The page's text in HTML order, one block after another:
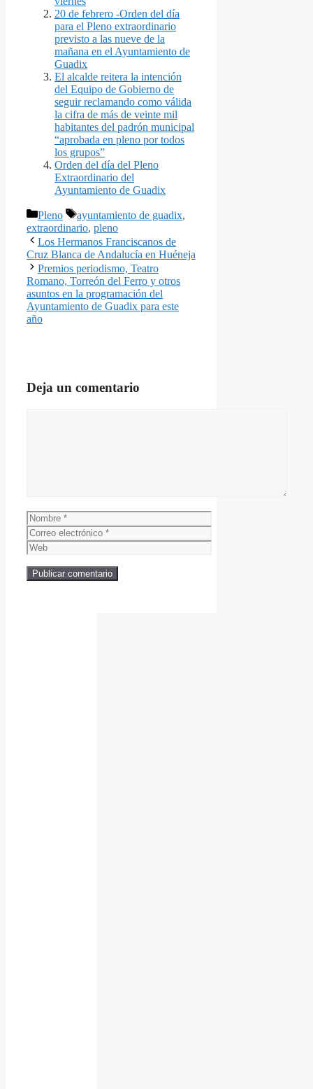
20 de febrero -Orden del día
para el Pleno extraordinario
previsto a las nueve de la
mañana en el Ayuntamiento de
Guadix
El alcalde reitera la intención
del Equipo de Gobierno de
seguir reclamando como válida
la cifra de más de veinte mil
habitantes del padrón municipal
“aprobada en pleno por todos
los grupos”
Orden del día del Pleno
Extraordinario del
Ayuntamiento de Guadix
Categorías
Pleno Etiquetas
ayuntamiento de guadix,
extraordinario, pleno
Los Hermanos Franciscanos de
Cruz Blanca de Andalucía en Huéneja
Premios periodismo, Teatro
Romano, Torreón del Ferro y otros
asuntos en la programación del
Ayuntamiento de Guadix para este
año
Deja un comentario
Nombre
Correo
electrónico
Web